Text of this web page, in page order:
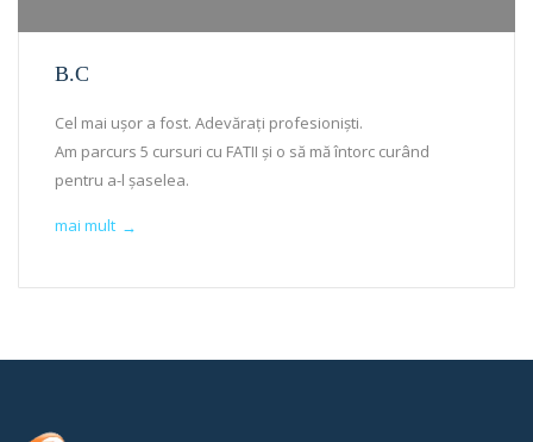
B.C
Cel mai ușor a fost. Adevărați profesioniști.
Am parcurs 5 cursuri cu FATII și o să mă întorc curând
pentru a-l șaselea.
mai mult →